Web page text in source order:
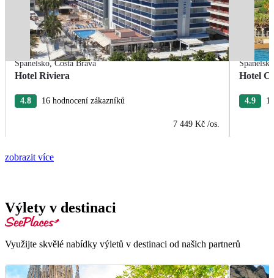
Španělsko,Costa Brava
Hotel Riviera
4.8 16 hodnocení zákazníků
7 449 Kč /os.
Španělsko
Hotel
4.9
zobrazit více
Výlety v destinaci
Využijte skvělé nabídky výletů v destinaci od našich partnerů